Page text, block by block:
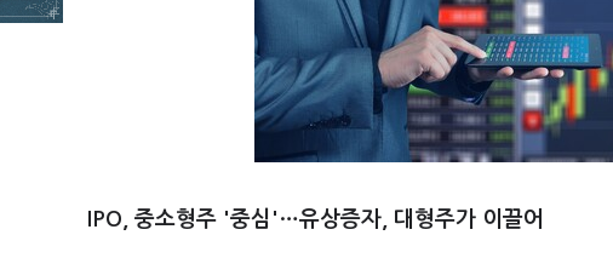
IPO, 중소형주 '중심'…유상증자, 대형주가 이끌어